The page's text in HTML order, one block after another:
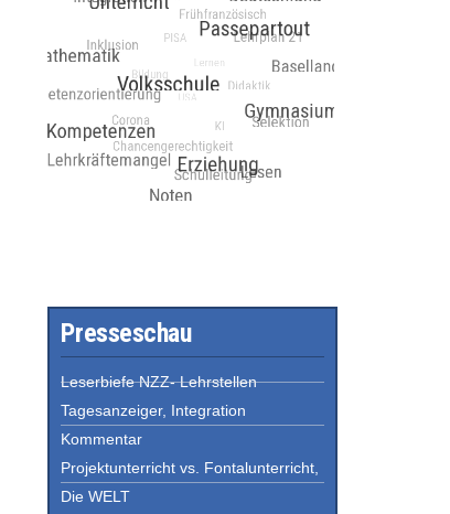
Presseschau
Leserbiefe NZZ- Lehrstellen
Tagesanzeiger, Integration
Kommentar
Projektunterricht vs. Fontalunterricht,
Die WELT